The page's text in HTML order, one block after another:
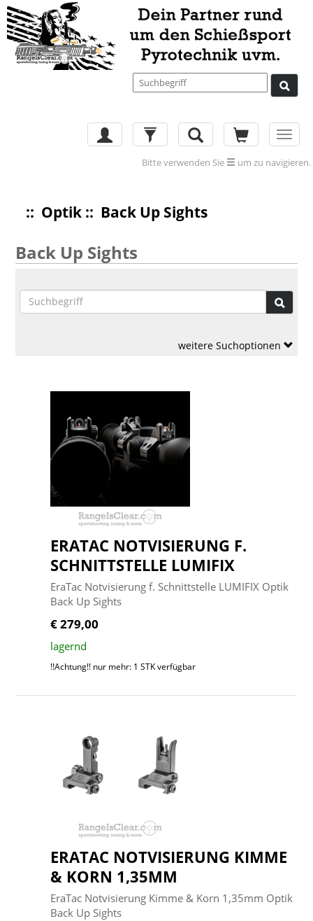
Bitte verwenden Sie um zu navigieren.
:: Optik :: Back Up Sights
Back Up Sights
weitere Suchoptionen
ERATAC NOTVISIERUNG F.
SCHNITTSTELLE LUMIFIX
EraTac Notvisierung f. Schnittstelle LUMIFIX Optik
Back Up Sights
€ 279,00
lagernd
!!Achtung!! nur mehr: 1 STK verfügbar
ERATAC NOTVISIERUNG KIMME
& KORN 1,35MM
EraTac Notvisierung Kimme & Korn 1,35mm Optik
Back Up Sights